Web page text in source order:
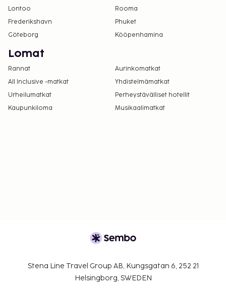
Lontoo
Rooma
Frederikshavn
Phuket
Göteborg
Kööpenhamina
Lomat
Rannat
Aurinkomatkat
All Inclusive -matkat
Yhdistelmämatkat
Urheilumatkat
Perheystävälliset hotellit
Kaupunkiloma
Musikaalimatkat
Stena Line Travel Group AB, Kungsgatan 6, 252 21
Helsingborg, SWEDEN